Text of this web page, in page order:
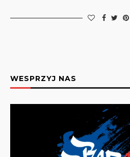
WESPRZYJ NAS